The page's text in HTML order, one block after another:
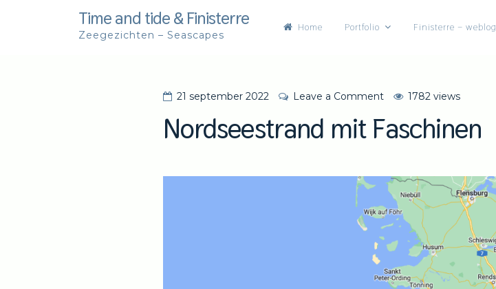
Time and tide & Finisterre
Zeegezichten – Seascapes
Home Portfolio Finisterre – weblog
21 september 2022
Leave a Commenton
mit
1782 views
Nordseestrand mit Faschinen